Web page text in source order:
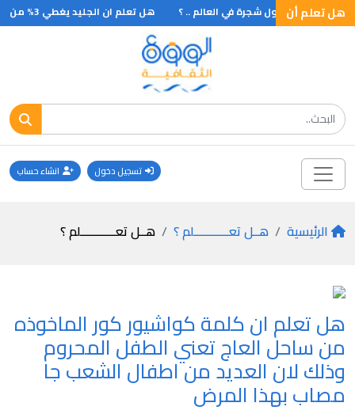
هل تعلم أن
هل تعلم أن أطول شجرة في العالم .. ؟ هل تعلم ان الجليد يغطي 3% من مجموع مساحة الكرة الارضية وما يقرب من 10% من مساحة اليابسة
تسجيل دخول انشاء حساب
الرئيسية هــل تعـــــــــــلم ؟ هــل تعـــــــــــلم ؟
هل تعلم ان كلمة كواشيور كور الماخوذه
من ساحل العاج تعني الطفل المحروم
وذلك لان العديد من اطفال الشعب جا
مصاب بهذا المرض